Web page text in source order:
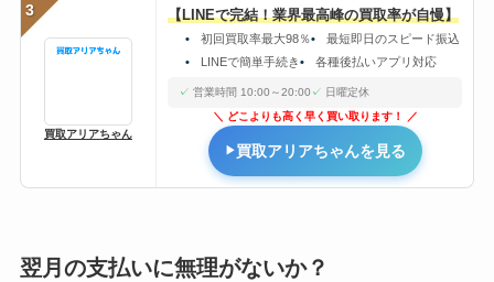
3
買取アリアちゃん
【LINEで完結！業界最高峰の買取率が自慢】
初回買取率最大98％
最短即日のスピード振込
LINEで簡単手続き
各種後払いアプリ対応
営業時間 10:00～20:00
日曜定休
どこよりも高く早く買い取ります！
買取アリアちゃんを見る
翌月の支払いに無理がないか？